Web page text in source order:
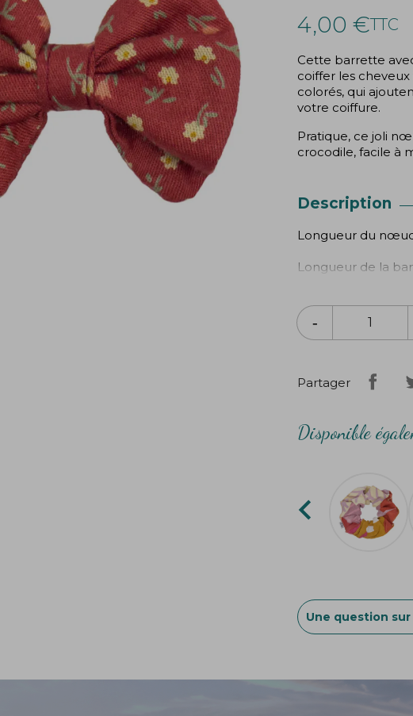
4,00 €TTC
Cette barrette
coiffer les
colorés, qui
votre coiffure.
Pratique, ce joli
crocodile, facile à
Description
Longueur du
Longueur de la
Partager
Disponible

Une question